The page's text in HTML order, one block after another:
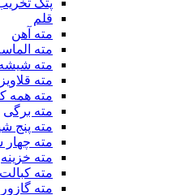
قلم
مته آهن
مته
مته
مته قلاویز
مته همه
مته برگی
مته پنج
مته چهار
مته خزینه
مته کبالت
مته گازور